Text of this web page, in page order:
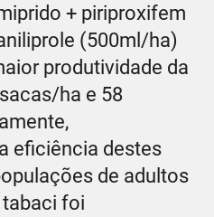
+ piriproxifem
(500ml/ha)
produtividade da
ha e 58
eficiência destes
de adultos
foi